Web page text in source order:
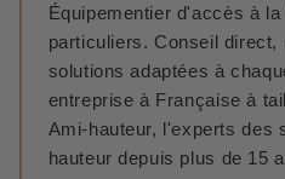
Équipementier d'accès à
particuliers. Conseil direct,
solutions adaptées à
entreprise à Française à
Ami-hauteur, l'experts des
hauteur depuis plus de 15